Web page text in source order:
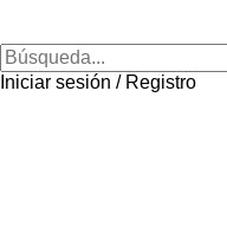
Iniciar sesión / Registro